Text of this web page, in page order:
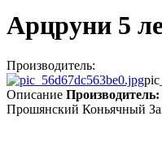
Арцруни 5
Производитель:
Описание Производитель:
Прошянский Коньячный